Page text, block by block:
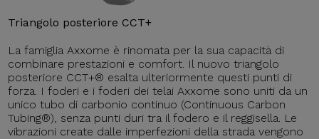
Triangolo posteriore CCT+
La famiglia Axxome è rinomata per la sua capacità di
combinare prestazioni e comfort. Il nuovo triangolo
posteriore CCT+® esalta ulteriormente questi punti di
forza. I foderi e i foderi dei telai Axxome sono uniti da un
unico tubo di carbonio continuo (Continuous Carbon
Tubing®), senza punti duri tra il fodero e il reggisella. Le
vibrazioni create dalle imperfezioni della strada vengono